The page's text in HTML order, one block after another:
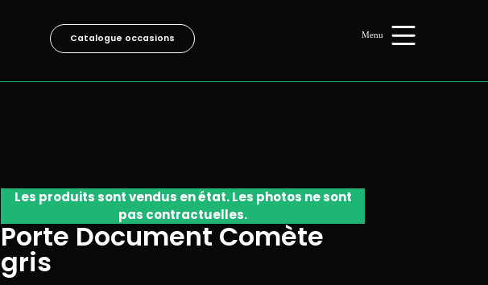
Catalogue occasions
Les produits sont vendus en état. Les photos ne sont
pas contractuelles.
Porte Document Comète
gris